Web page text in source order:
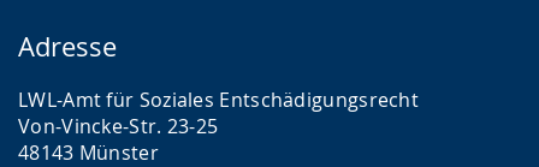
Adresse
LWL-Amt für Soziales Entschädigungsrecht
Von-Vincke-Str. 23-25
48143 Münster